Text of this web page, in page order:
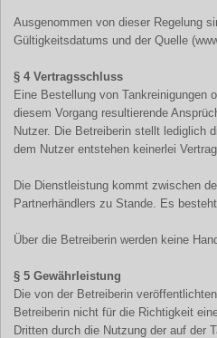
Ausgenommen von dieser Regelung
Gültigkeitsdatums und der Quelle
§ 4 Vertragsschluss
Eine Bestellung von Tankreinigungen
diesem Vorgang resultierende
Nutzer. Die Betreiberin stellt lediglich
dem Nutzer entstehen keinerlei
Die Dienstleistung kommt zwischen
Partnerhändlers zu Stande. Es
Über die Betreiberin werden keine
§ 5 Gewährleistung
Die von der Betreiberin
Betreiberin nicht für die Richtigkeit
Dritten durch die Nutzung der auf der